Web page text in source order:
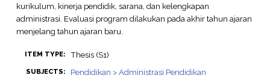
kurikulum, kinerja pendidik, sarana, dan kelengkapan
administrasi. Evaluasi program dilakukan pada akhir tahun ajaran
menjelang tahun ajaran baru.
ITEM TYPE: Thesis (S1)
SUBJECTS: Pendidikan > Administrasi Pendidikan